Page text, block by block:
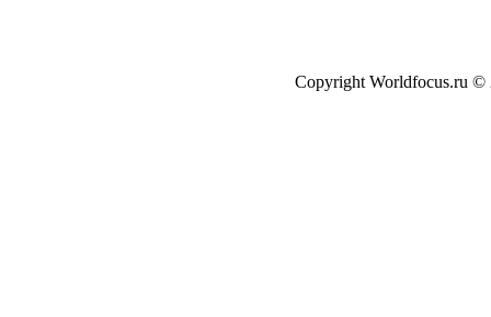
Copyright Worldfocus.ru ©